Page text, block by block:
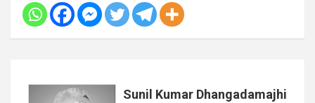
Sunil Kumar Dhangadamajhi